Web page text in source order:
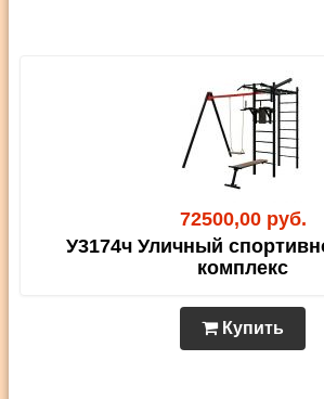
72500,00 руб.
У3174ч Уличный
комплекс
Купить